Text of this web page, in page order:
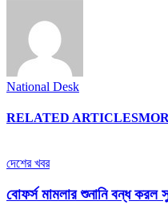
National Desk
RELATED ARTICLES
দেশের খবর
বোফর্স মামলার শুনানি বন্ধ করল